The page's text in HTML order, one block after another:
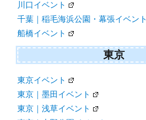
川口イベント
千葉｜稲毛海浜公園・幕張イベント
船橋イベント
東京
東京イベント
東京｜墨田イベント
東京｜浅草イベント